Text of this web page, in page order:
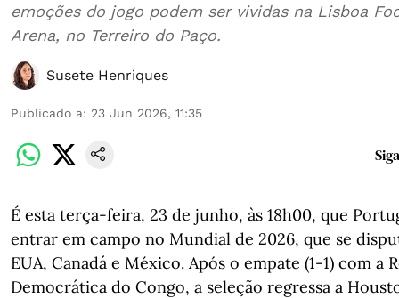
emoções do jogo podem ser vividas na Lisboa
Arena, no Terreiro do Paço.
Susete Henriques
Publicado a: 23 Jun 2026, 11:35
É esta terça-feira, 23 de junho, às 18h00, que
entrar em campo no Mundial de 2026, que se
EUA, Canadá e México. Após o empate (1-1) com a
Democrática do Congo, a seleção regressa a